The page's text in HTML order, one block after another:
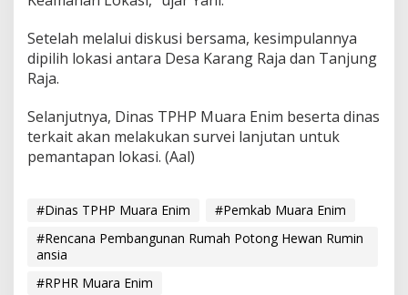
Setelah melalui diskusi bersama, kesimpulannya
dipilih lokasi antara Desa Karang Raja dan Tanjung
Raja.
Selanjutnya, Dinas TPHP Muara Enim beserta dinas
terkait akan melakukan survei lanjutan untuk
pemantapan lokasi. (Aal)
#Dinas TPHP Muara Enim
#Pemkab Muara Enim
#Rencana Pembangunan Rumah Potong Hewan Rumin
ansia
#RPHR Muara Enim